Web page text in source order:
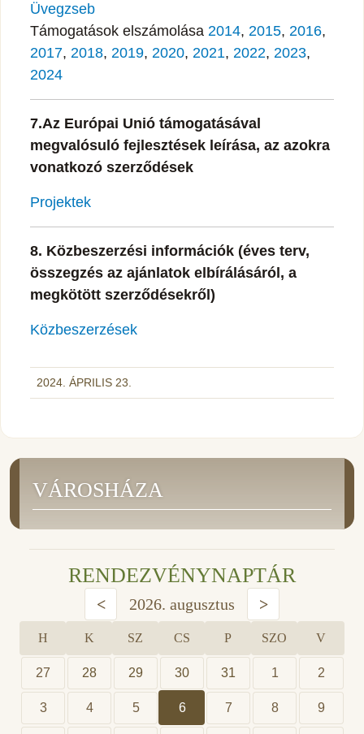
Üvegzseb
Támogatások elszámolása 2014, 2015, 2016,
2017, 2018, 2019, 2020, 2021, 2022, 2023,
2024
7.Az Európai Unió támogatásával
megvalósuló fejlesztések leírása, az azokra
vonatkozó szerződések
Projektek
8. Közbeszerzési információk (éves terv,
összegzés az ajánlatok elbírálásáról, a
megkötött szerződésekről)
Közbeszerzések
2024. ÁPRILIS 23.
VÁROSHÁZA
RENDEZVÉNYNAPTÁR
< 2026. augusztus >
H K SZ CS P SZO V
27 28 29 30 31 1 2
3 4 5 6 7 8 9